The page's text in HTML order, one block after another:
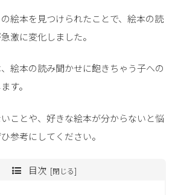
絵本を見つけられたことで、絵本の読
激に変化しました。
絵本の読み聞かせに飽きちゃう子への
す。
ことや、好きな絵本が分からないと悩
参考にしてください。
目次